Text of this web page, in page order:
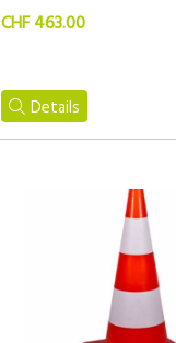
CHF 463.00
Details